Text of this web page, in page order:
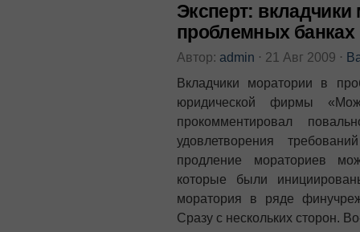
Эксперт: вкладчики
проблемных банках
Автор: admin ⋅ 21 Авг 2009 ⋅
Вкладчики моратории в
юридической фирмы
прокомментировал
удовлетворения
продление мораториев
которые были
моратория в ряде
Сразу с нескольких сторон.